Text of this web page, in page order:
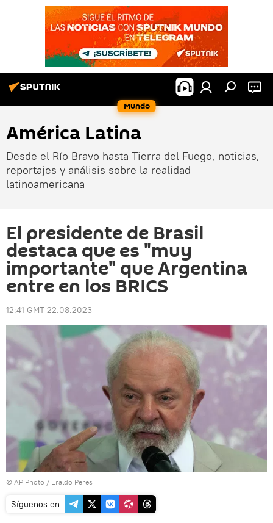
Mundo
América Latina
Desde el Río Bravo hasta Tierra del Fuego, noticias,
reportajes y análisis sobre la realidad
latinoamericana
El presidente de Brasil
destaca que es "muy
importante" que Argentina
entre en los BRICS
12:41 GMT 22.08.2023
© AP Photo / Eraldo Peres
Síguenos en